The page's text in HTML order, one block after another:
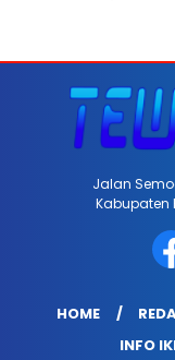
Jalan
Kabupaten
HOME
INFO